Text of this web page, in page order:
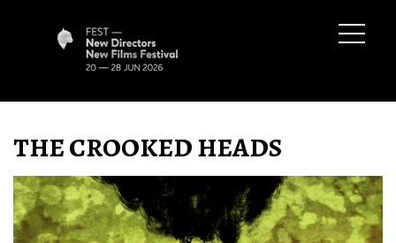
THE CROOKED HEADS